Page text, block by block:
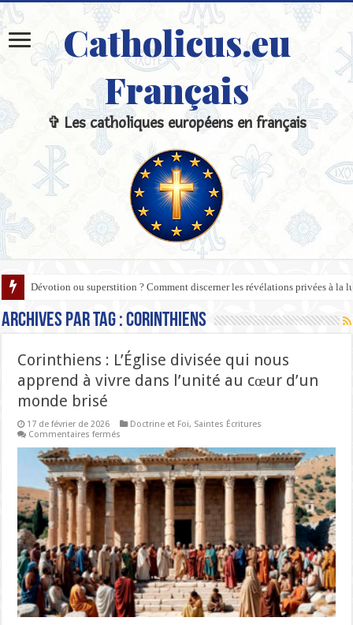
Catholicus.eu
Français
✞ Les catholiques européens en français
Dévotion ou superstition ? Comment discerner les révélations privées à la
Archives par tag :Corinthiens
Corinthiens : L’Église divisée qui nous
apprend à vivre dans l’unité au cœur d’un
monde brisé
17 de février de 2026 Doctrine et Foi, Saintes Écritures
Commentaires fermés
L’Église
divisée
qui
nous
apprend
à
vivre
dans
l’unité
au
cœur
d’un
monde
brisé